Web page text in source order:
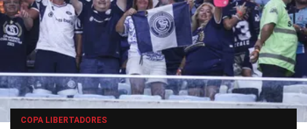
COPA LIBERTADORES